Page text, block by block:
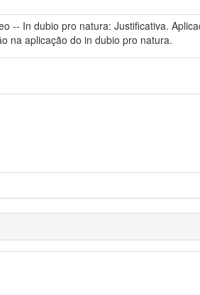
-- In dubio pro natura: Justificativa.
na aplicação do in dubio pro natura.